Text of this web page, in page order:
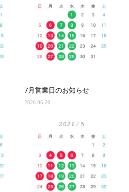
7月営業日のお知らせ
2026.06.20